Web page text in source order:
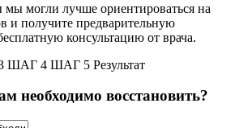
мы могли лучше ориентироваться на
и получите предварительную
консультацию от врача.
ШАГ 4 ШАГ 5 Результат
необходимо восстановить?